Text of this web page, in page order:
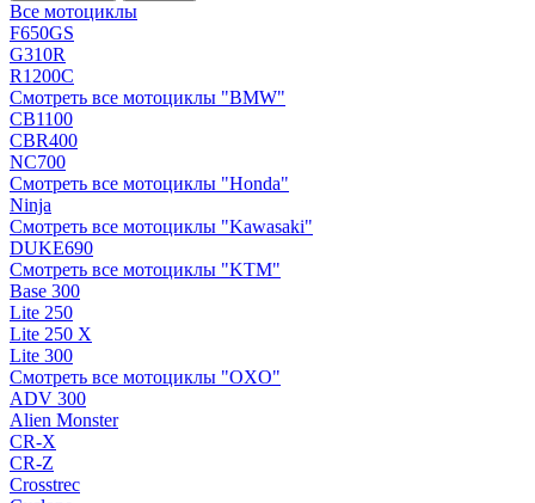
Все мотоциклы
F650GS
G310R
R1200C
Смотреть все мотоциклы "BMW"
CB1100
CBR400
NC700
Смотреть все мотоциклы "Honda"
Ninja
Смотреть все мотоциклы "Kawasaki"
DUKE690
Смотреть все мотоциклы "KTM"
Base 300
Lite 250
Lite 250 X
Lite 300
Смотреть все мотоциклы "OXO"
ADV 300
Alien Monster
CR-X
CR-Z
Crosstrec